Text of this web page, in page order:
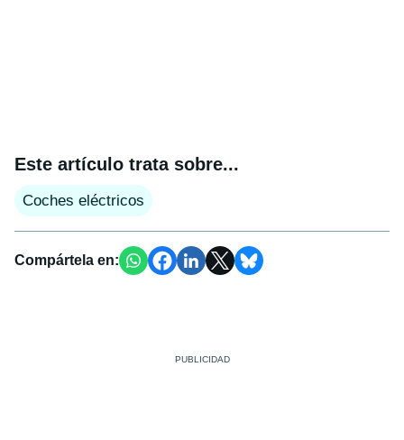
Este artículo trata sobre...
Coches eléctricos
Compártela en: